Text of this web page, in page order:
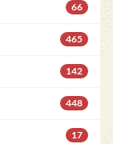
66
465
142
448
17